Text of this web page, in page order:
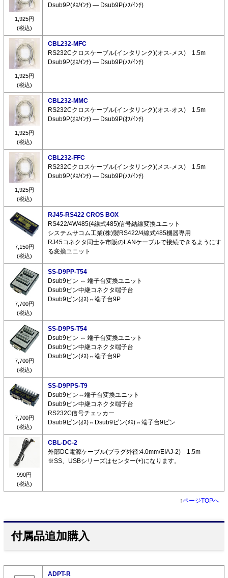
1,925円
(税込)
Dsub9P(ﾒｽ/ｲﾝﾁ) ― Dsub9P(ﾒｽ/ｲﾝﾁ)
1,925円
(税込)
CBL232-MFC
RS232Cクロスケーブル(インタリンク)(オス-メス) 1.5m
Dsub9P(ｵｽ/ｲﾝﾁ) ― Dsub9P(ﾒｽ/ｲﾝﾁ)
1,925円
(税込)
CBL232-MMC
RS232Cクロスケーブル(インタリンク)(オス-オス) 1.5m
Dsub9P(ｵｽ/ｲﾝﾁ) ― Dsub9P(ｵｽ/ｲﾝﾁ)
1,925円
(税込)
CBL232-FFC
RS232Cクロスケーブル(インタリンク)(メス-メス) 1.5m
Dsub9P(ﾒｽ/ｲﾝﾁ) ― Dsub9P(ﾒｽ/ｲﾝﾁ)
7,150円
(税込)
RJ45-RS422 CROS BOX
RS422/4W485(4線式485)信号結線変換ユニット
システムサコム工業(株)製RS422/4線式485機器専用
RJ45コネクタ同士を市販のLANケーブルで接続できるようにす
る変換ユニット
7,700円
(税込)
SS-D9PP-T54
Dsub9ピン ⇔ 端子台変換ユニット
Dsub9ピン中継コネクタ端子台
Dsub9ピン(ｵｽ)⇔端子台9P
7,700円
(税込)
SS-D9PS-T54
Dsub9ピン ⇔ 端子台変換ユニット
Dsub9ピン中継コネクタ端子台
Dsub9ピン(ﾒｽ)⇔端子台9P
7,700円
(税込)
SS-D9PPS-T9
Dsub9ピン⇔端子台変換ユニット
Dsub9ピン中継コネクタ端子台
RS232C信号チェッカー
Dsub9ピン(ｵｽ)⇔Dsub9ピン(ﾒｽ)⇔端子台9ピン
990円
(税込)
CBL-DC-2
外部DC電源ケーブル(プラグ外径:4.0mm/EIAJ-2) 1.5m
※SS、USBシリーズはセンター(+)になります。
↑ページTOPへ
付属品追加購入
ADPT-R